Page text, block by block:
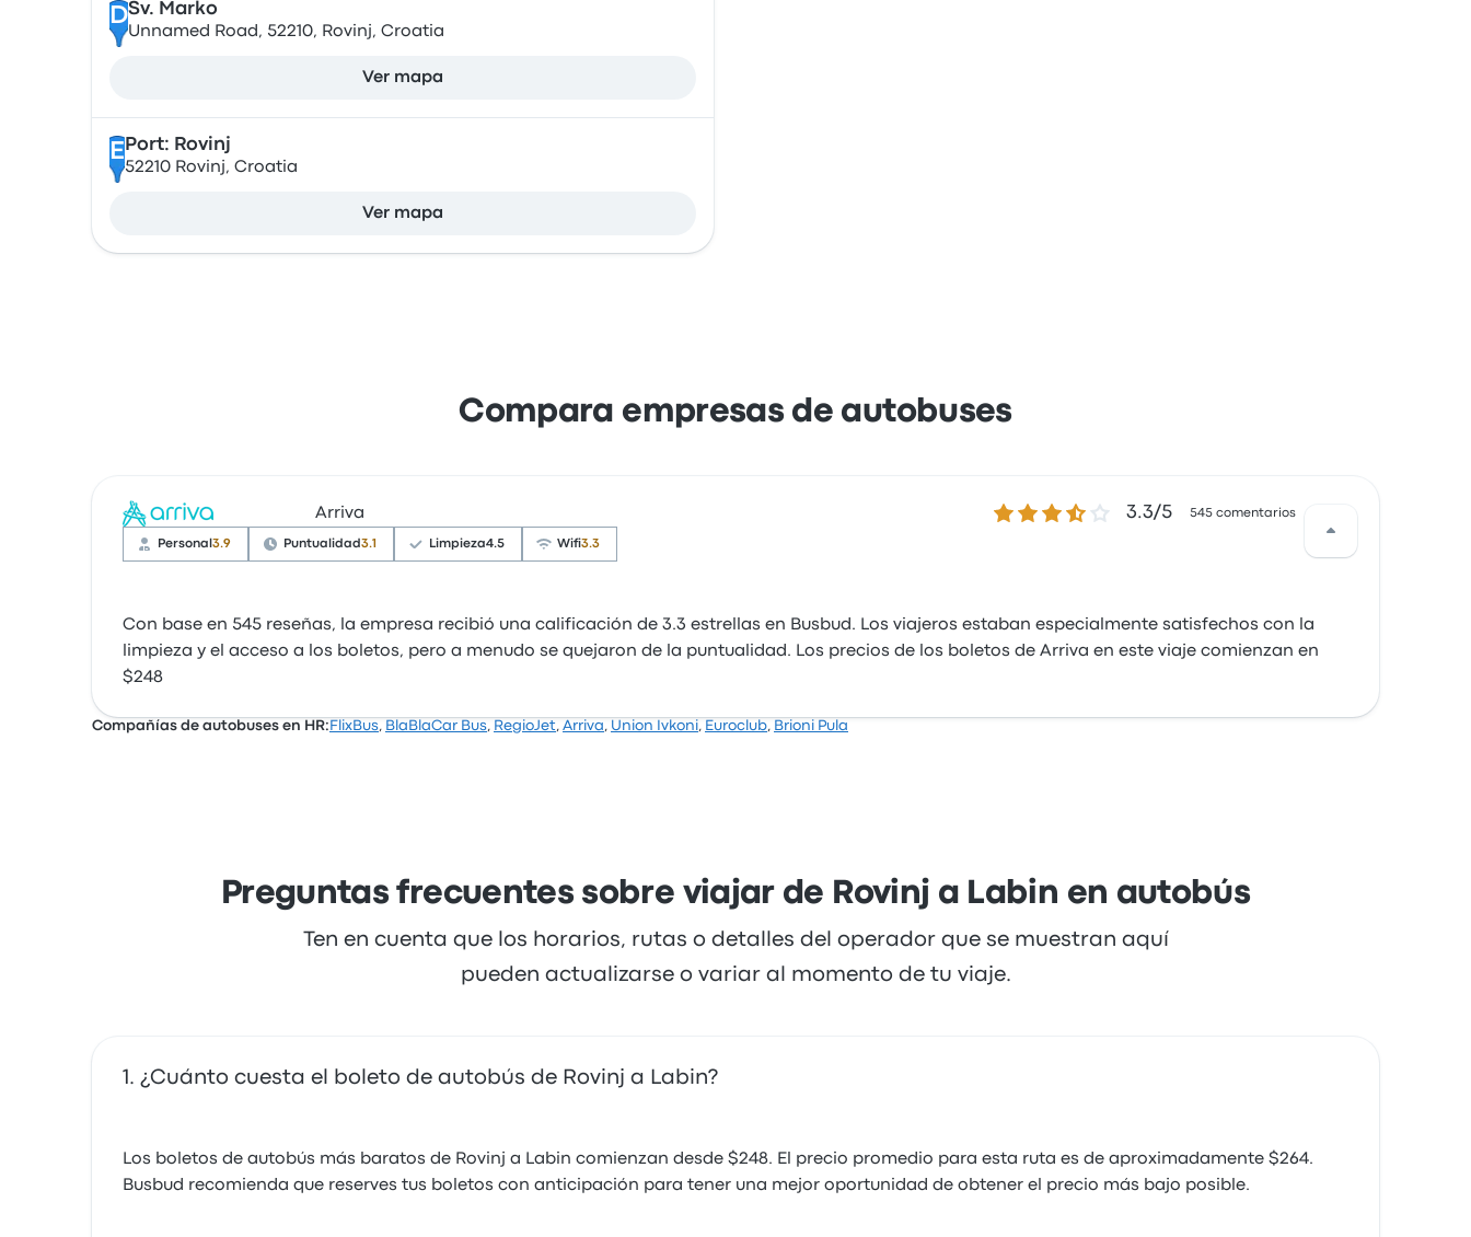
DSv. Marko
Unnamed Road, 52210, Rovinj, Croatia
Ver mapa
E Port: Rovinj
52210 Rovinj, Croatia
Ver mapa
Compara empresas de autobuses
Arriva 3.3 de 5 estrellas3.3/5 545 comentarios
Personal 3.9 Puntualidad 3.1 Limpieza4.5 Wifi3.3
Con base en 545 reseñas, la empresa recibió una calificación de 3.3 estrellas en Busbud. Los viajeros estaban especialmente satisfechos con la
limpieza y el acceso a los boletos, pero a menudo se quejaron de la puntualidad. Los precios de los boletos de Arriva en este viaje comienzan en
$248
Compañías de autobuses en HR: FlixBus, BlaBlaCar Bus, RegioJet, Arriva, Union Ivkoni, Euroclub, Brioni Pula
Preguntas frecuentes sobre viajar de Rovinj a Labin en autobús
Ten en cuenta que los horarios, rutas o detalles del operador que se muestran aquí
pueden actualizarse o variar al momento de tu viaje.
¿Cuánto cuesta el boleto de autobús de Rovinj a Labin?
Los boletos de autobús más baratos de Rovinj a Labin comienzan desde $248. El precio promedio para esta ruta es de aproximadamente $264.
Busbud recomienda que reserves tus boletos con anticipación para tener una mejor oportunidad de obtener el precio más bajo posible.